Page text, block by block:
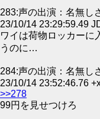
283:声の出演：名無し
23/10/14 23:29:59.49
ワイは荷物ロッカーに
うのに…
284:声の出演：名無し
23/10/14 23:52:46.76
>>278
99円を見せつけろ